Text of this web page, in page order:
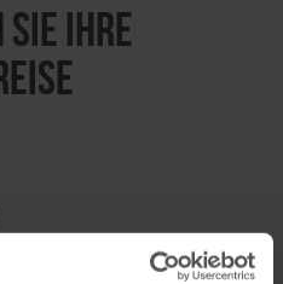
SIE IHRE